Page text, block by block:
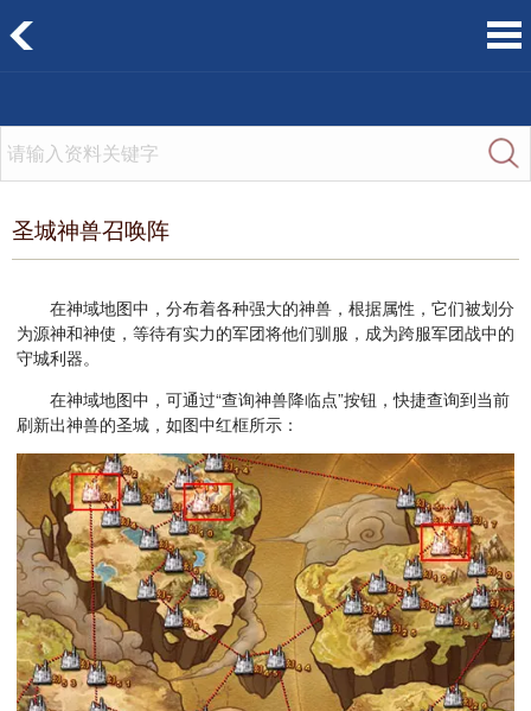
圣城神兽召唤阵
在神域地图中，分布着各种强大的神兽，根据属性，它们被划分
为源神和神使，等待有实力的军团将他们驯服，成为跨服军团战中的
守城利器。
在神域地图中，可通过“查询神兽降临点”按钮，快捷查询到当前
刷新出神兽的圣城，如图中红框所示：